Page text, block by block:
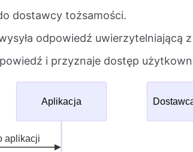
dostawcy tożsamości.
odpowiedź uwierzytelniającą
i przyznaje dostęp